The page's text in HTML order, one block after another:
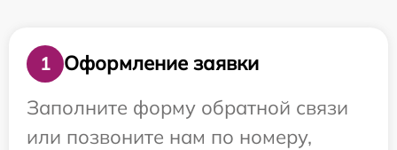
1
Оформление заявки
Заполните форму обратной связи
или позвоните нам по номеру,